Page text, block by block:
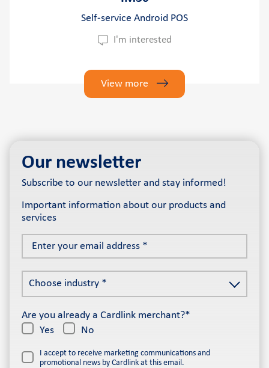
Self-service Αndroid POS
I'm interested
View more
Our newsletter
Subscribe to our newsletter and stay informed!
Important information about our products and
services
your
address
industry
Choose industry *
Are you already a Cardlink merchant?*
Yes
No
I accept to receive marketing communications and
promotional news by Cardlink at this email.